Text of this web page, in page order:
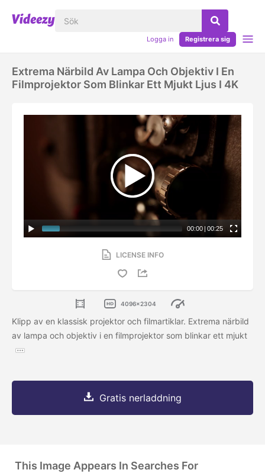
Logga in Registrera sig
Extrema Närbild Av Lampa Och Objektiv I En
Filmprojektor Som Blinkar Ett Mjukt Ljus I 4K
00:00 | 00:25
LICENSE INFO
4096x2304
Klipp av en klassisk projektor och filmartiklar. Extrema närbild
av lampa och objektiv i en filmprojektor som blinkar ett mjukt
Gratis nerladdning
This Image Appears In Searches For